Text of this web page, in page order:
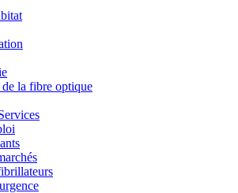
la fibre optique